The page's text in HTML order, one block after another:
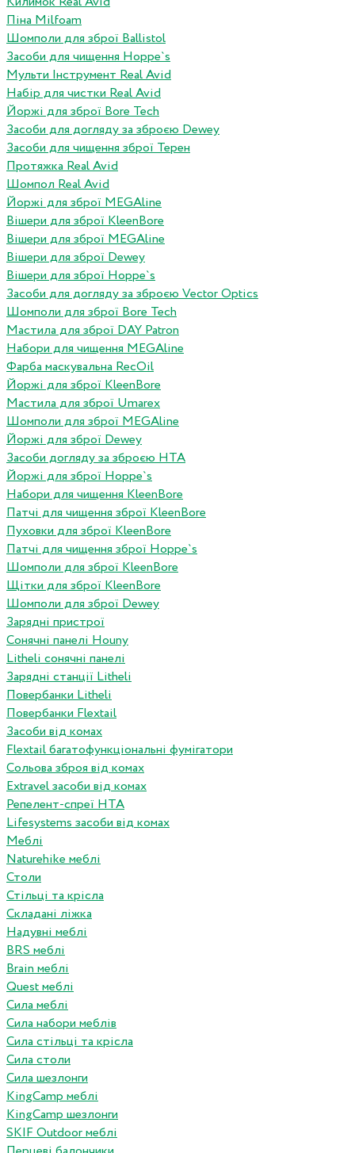
Піна Milfoam
Шомполи для зброї Ballistol
Засоби для чищення Hoppe`s
Мульти Інструмент Real Avid
Набір для чистки Real Avid
Йоржі для зброї Bore Tech
Засоби для догляду за зброєю Dewey
Засоби для чищення зброї Терен
Протяжка Real Avid
Шомпол Real Avid
Йоржі для зброї MEGAline
Вішери для зброї KleenBore
Вішери для зброї MEGAline
Вішери для зброї Dewey
Вішери для зброї Hoppe`s
Засоби для догляду за зброєю Vector Optics
Шомполи для зброї Bore Tech
Мастила для зброї DAY Patron
Набори для чищення MEGAline
Фарба маскувальна RecOil
Йоржі для зброї KleenBore
Мастила для зброї Umarex
Шомполи для зброї MEGAline
Йоржі для зброї Dewey
Засоби догляду за зброєю HTA
Йоржі для зброї Hoppe`s
Набори для чищення KleenBore
Патчі для чищення зброї KleenBore
Пуховки для зброї KleenBore
Патчі для чищення зброї Hoppe`s
Шомполи для зброї KleenBore
Щітки для зброї KleenBore
Шомполи для зброї Dewey
Зарядні пристрої
Сонячні панелі Houny
Litheli сонячні панелі
Зарядні станції Litheli
Повербанки Litheli
Повербанки Flextail
Засоби від комах
Flextail багатофункціональні фумігатори
Сольова зброя від комах
Extravel засоби від комах
Репелент-спреї HTA
Lifesystems засоби від комах
Меблі
Naturehike меблі
Столи
Стільці та крісла
Складані ліжка
Надувні меблі
BRS меблі
Brain меблі
Quest меблі
Сила меблі
Сила набори меблів
Сила стільці та крісла
Сила столи
Сила шезлонги
KingCamp меблі
KingCamp шезлонги
SKIF Outdoor меблі